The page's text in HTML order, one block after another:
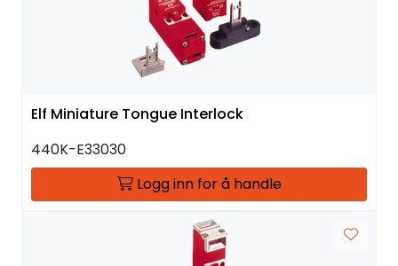
Elf Miniature Tongue Interlock
440K-E33030
Logg inn for å handle